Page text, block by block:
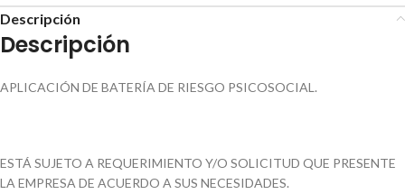
Descripción
Descripción
APLICACIÓN DE BATERÍA DE RIESGO PSICOSOCIAL.
ESTÁ SUJETO A REQUERIMIENTO Y/O SOLICITUD QUE PRESENTE
LA EMPRESA DE ACUERDO A SUS NECESIDADES.